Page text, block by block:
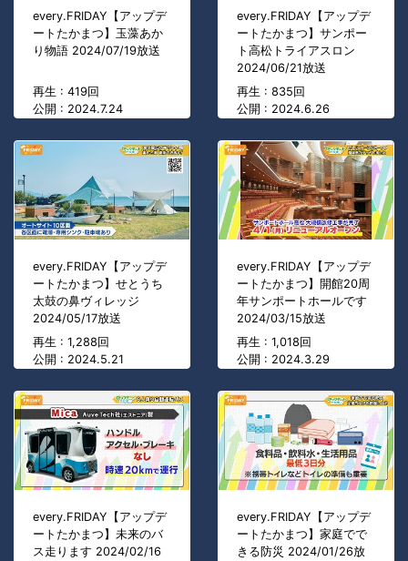
every.FRIDAY【アップデ
ートたかまつ】玉藻あか
り物語 2024/07/19放送
再生 : 419回
公開 : 2024.7.24
every.FRIDAY【アップデ
ートたかまつ】サンポー
ト高松トライアスロン
2024/06/21放送
再生 : 835回
公開 : 2024.6.26
every.FRIDAY【アップデ
ートたかまつ】せとうち
太鼓の鼻ヴィレッジ
2024/05/17放送
再生 : 1,288回
公開 : 2024.5.21
every.FRIDAY【アップデ
ートたかまつ】開館20周
年サンポートホールです
2024/03/15放送
再生 : 1,018回
公開 : 2024.3.29
every.FRIDAY【アップデ
ートたかまつ】未来のバ
ス走ります 2024/02/16
every.FRIDAY【アップデ
ートたかまつ】家庭でで
きる防災 2024/01/26放